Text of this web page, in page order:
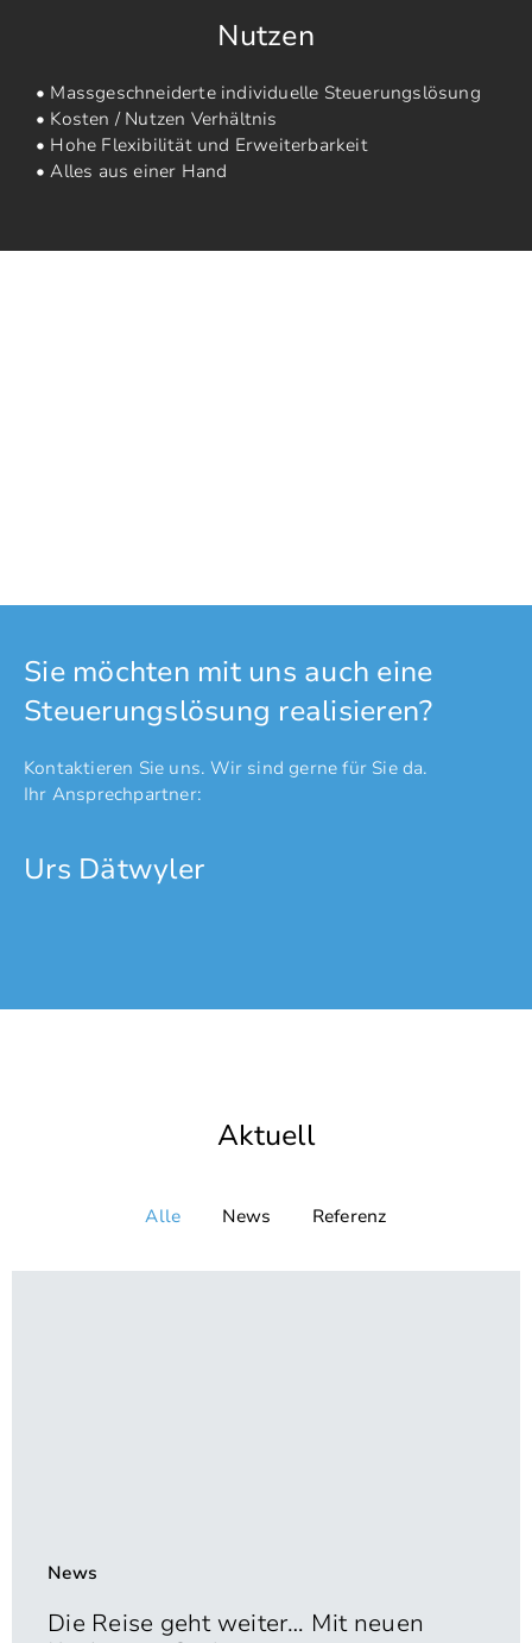
Nutzen
• Massgeschneiderte individuelle Steuerungslösung
• Kosten / Nutzen Verhältnis
• Hohe Flexibilität und Erweiterbarkeit
• Alles aus einer Hand
Sie möchten mit uns auch eine
Steuerungslösung realisieren?
Kontaktieren Sie uns. Wir sind gerne für Sie da.
Ihr Ansprechpartner:
Urs Dätwyler
Aktuell
Alle News Referenz
News
Die Reise geht weiter… Mit neuen